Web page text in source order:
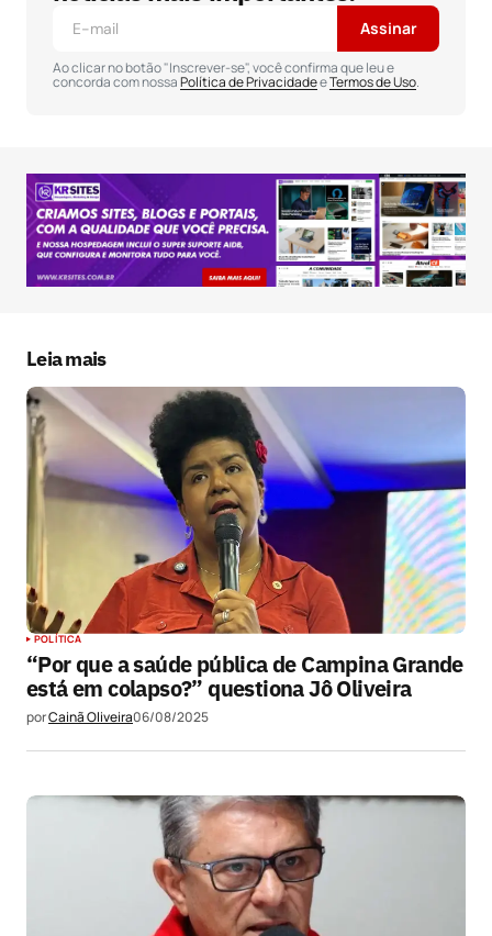
Seu nome
Seu e-mail*
Submit Comment
Assinar
Ao clicar no botão "Inscrever-se", você confirma que leu e
concorda com nossaPolítica de PrivacidadeeTermos de Uso.
Leia mais
POLÍTICA
“Por que a saúde pública de Campina Grande
está em colapso?” questiona Jô Oliveira
porCainã Oliveira06/08/2025